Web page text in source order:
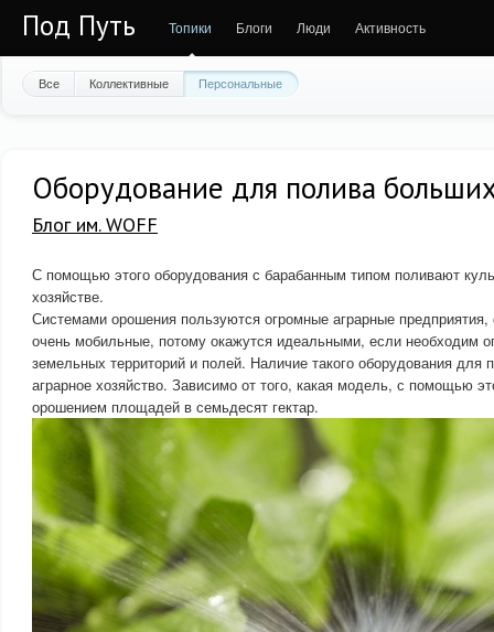
Под Путь Топики Блоги Люди Активность
Все Коллективные Персональные
Оборудование для полива
Блог им. WOFF
С помощью этого оборудования с барабанным типом поливают
хозяйстве.
Системами орошения пользуются огромные аграрные
очень мобильные, потому окажутся идеальными, если необходим
земельных территорий и полей. Наличие такого оборудования
аграрное хозяйство. Зависимо от того, какая модель, с помощью
орошением площадей в семьдесят гектар.